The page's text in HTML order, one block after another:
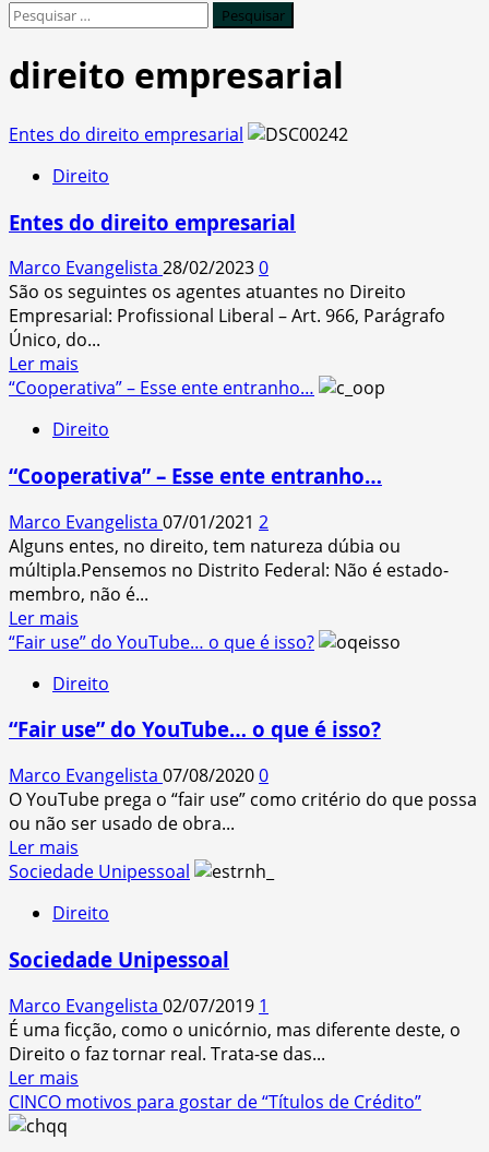
Pesquisar
direito empresarial
Entes do direito empresarial
Direito
Entes do direito empresarial
Marco Evangelista 28/02/20230
São os seguintes os agentes atuantes no Direito
Empresarial: Profissional Liberal – Art. 966, Parágrafo
Único, do...
Ler mais
more
Entes
direito
“Cooperativa” – Esse ente entranho…
Direito
“Cooperativa” – Esse ente entranho…
Marco Evangelista 07/01/2021 2
Alguns entes, no direito, tem natureza dúbia ou
múltipla.Pensemos no Distrito Federal: Não é estado-
membro, não é...
Ler mais
more
“Cooperativa”
Esse
entranho…
“Fair use” do YouTube… o que é isso?
Direito
“Fair use” do YouTube… o que é isso?
Marco Evangelista 07/08/20200
O YouTube prega o “fair use” como critério do que possa
ou não ser usado de obra...
Ler mais
more
“Fair
do
o
que
é
isso?
Sociedade Unipessoal
Direito
Sociedade Unipessoal
Marco Evangelista 02/07/2019 1
É uma ficção, como o unicórnio, mas diferente deste, o
Direito o faz tornar real. Trata-se das...
Ler mais
more
CINCO motivos para gostar de “Títulos de Crédito”